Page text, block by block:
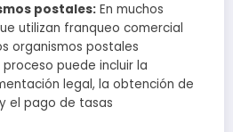
postales: En muchos
utilizan franqueo comercial
organismos postales
puede incluir la
legal, la obtención de
el pago de tasas